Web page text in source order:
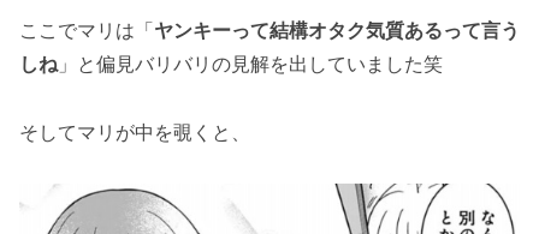
がマリに告白！？」まとめ
ここでマリは「ヤンキーって結構オタク気質あるって言う
しね」と偏見バリバリの見解を出していました笑
そしてマリが中を覗くと、